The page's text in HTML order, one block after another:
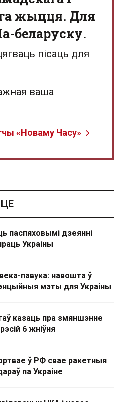
жыцця. Для
беларуску.
пісаць для
ваша
«Новаму Часу»
паспяховымі дзеянні
Украіны
павука: навошта ў
мэты для Украіны
казаць пра змяншэнне
6 жніўня
ў РФ свае ракетныя
па Украіне